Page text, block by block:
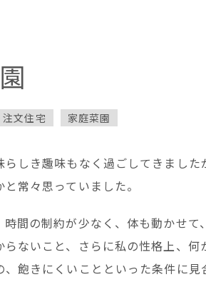
注文住宅 家庭菜園
しき趣味もなく過ごしてきました
常々思っていました。
間の制約が少なく、体も動かせて、
ないこと、さらに私の性格上、何
、飽きにくいことといった条件に見